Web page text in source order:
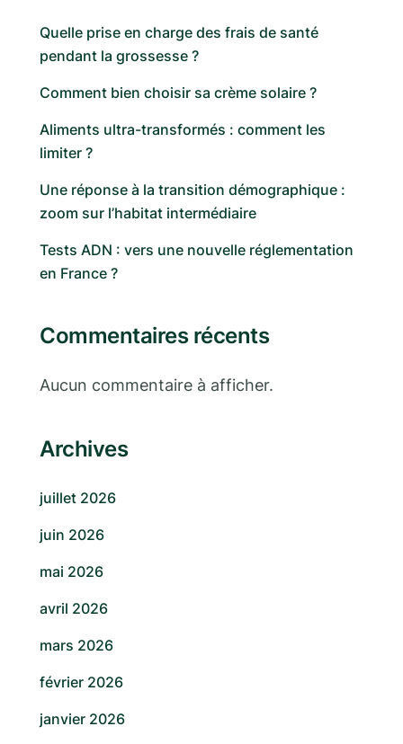
Quelle prise en charge des frais de santé
pendant la grossesse ?
Comment bien choisir sa crème solaire ?
Aliments ultra-transformés : comment les
limiter ?
Une réponse à la transition démographique :
zoom sur l’habitat intermédiaire
Tests ADN : vers une nouvelle réglementation
en France ?
Commentaires récents
Aucun commentaire à afficher.
Archives
juillet 2026
juin 2026
mai 2026
avril 2026
mars 2026
février 2026
janvier 2026